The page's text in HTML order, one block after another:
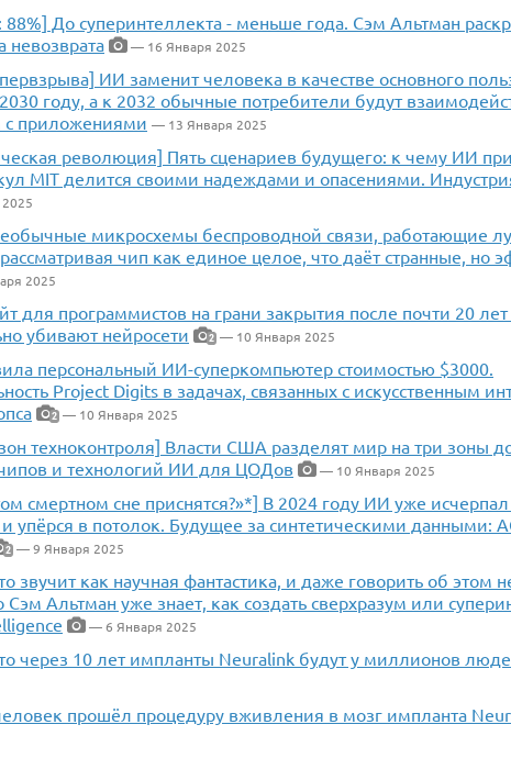
До суперинтеллекта - меньше года. Сэм Альтман
невозврата
— 16 Января 2025
ИИ заменит человека в качестве основного
году, а к 2032 обычные потребители будут
с приложениями — 13 Января 2025
революция] Пять сценариев будущего: к чему ИИ
MIT делится своими надеждами и опасениями.
микросхемы беспроводной связи, работающие
чип как единое целое, что даёт странные, но
2025
для программистов на грани закрытия после почти 20
убивают нейросети
2 — 10 Января 2025
персональный ИИ-суперкомпьютер стоимостью $3000.
Project Digits в задачах, связанных с искусственным
2 — 10 Января 2025
техноконтроля] Власти США разделят мир на три зоны
и технологий ИИ для ЦОДов
— 10 Января 2025
смертном сне приснятся?»*] В 2024 году ИИ уже
упёрся в потолок. Будущее за синтетическими данными:
2 — 9 Января 2025
звучит как научная фантастика, и даже говорить об этом
Альтман уже знает, как создать сверхразум или
— 6 Января 2025
через 10 лет импланты Neuralink будут у миллионов
прошёл процедуру вживления в мозг импланта